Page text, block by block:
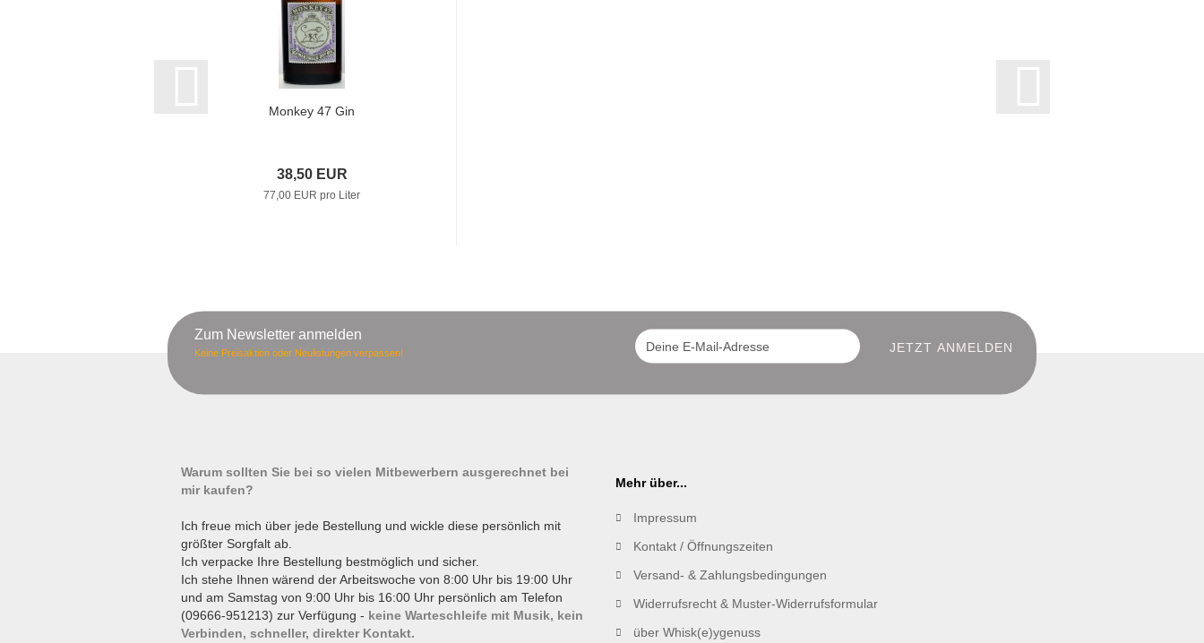
Monkey 47 Gin
38,50 EUR
77,00 EUR pro Liter
Zum Newsletter anmelden
Keine Preisaktion oder Neulistungen verpassen!
Warum sollten Sie bei so vielen Mitbewerbern ausgerechnet bei
mir kaufen?
Ich freue mich über jede Bestellung und wickle diese persönlich mit
größter Sorgfalt ab.
Ich verpacke Ihre Bestellung bestmöglich und sicher.
Ich stehe Ihnen wärend der Arbeitswoche von 8:00 Uhr bis 19:00 Uhr
und am Samstag von 9:00 Uhr bis 16:00 Uhr persönlich am Telefon
(09666-951213) zur Verfügung - keine Warteschleife mit Musik, kein
Verbinden, schneller, direkter Kontakt.
Mehr über...
Impressum
Kontakt / Öffnungszeiten
Versand- & Zahlungsbedingungen
Widerrufsrecht & Muster-Widerrufsformular
über Whisk(e)ygenuss